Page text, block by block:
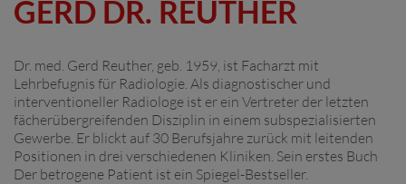
GERD DR. REUTHER
Dr. med. Gerd Reuther, geb. 1959, ist Facharzt mit
Lehrbefugnis für Radiologie. Als diagnostischer und
interventioneller Radiologe ist er ein Vertreter der letzten
fächerübergreifenden Disziplin in einem subspezialisierten
Gewerbe. Er blickt auf 30 Berufsjahre zurück mit leitenden
Positionen in drei verschiedenen Kliniken. Sein erstes Buch
Der betrogene Patient ist ein Spiegel-Bestseller.